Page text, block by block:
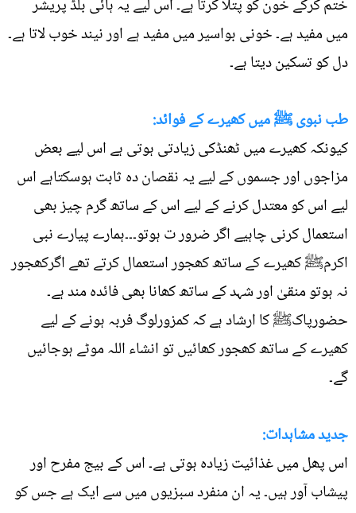
ختم کرکے خون کو پتلا کرتا ہے۔ اس لیے یہ ہائی بلڈ پریشر
میں مفید ہے۔ خونی بواسیر میں مفید ہے اور نیند خوب لاتا ہے۔
دل کو تسکین دیتا ہے۔
طب نبوی ﷺ میں کھیرے کے فوائد:
کیونکہ کھیرے میں ٹھنڈکی زیادتی ہوتی ہے اس لیے بعض
مزاجوں اور جسموں کے لیے یہ نقصان دہ ثابت ہوسکتاہے اس
لیے اس کو معتدل کرنے کے لیے اس کے ساتھ گرم چیز بھی
استعمال کرنی چاہیے اگر ضرور ت ہوتو۔۔۔ہمارے پیارے نبی
اکرمﷺ کھیرے کے ساتھ کھجور استعمال کرتے تھے اگرکھجور
نہ ہوتو منقیٰ اور شہد کے ساتھ کھانا بھی فائدہ مند ہے۔
حضورپاکﷺ کا ارشاد ہے کہ کمزورلوگ فربہ ہونے کے لیے
کھیرے کے ساتھ کھجور کھائیں تو انشاء اللہ موٹے ہوجائیں
گے۔
جدید مشاہدات:
اس پھل میں غذائیت زیادہ ہوتی ہے۔ اس کے بیج مفرح اور
پیشاب آور ہیں۔ یہ ان منفرد سبزیوں میں سے ایک ہے جس کو